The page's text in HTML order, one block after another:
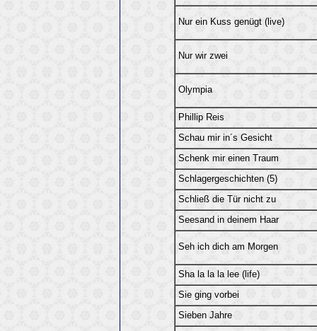
Nur ein Kuss genügt (live)
Nur wir zwei
Olympia
Phillip Reis
Schau mir in´s Gesicht
Schenk mir einen Traum
Schlagergeschichten (5)
Schließ die Tür nicht zu
Seesand in deinem Haar
Seh ich dich am Morgen
Sha la la la lee (life)
Sie ging vorbei
Sieben Jahre